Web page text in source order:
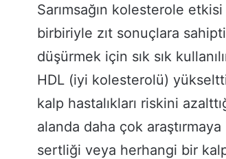
Sarımsağın kolesterole etkisi
birbiriyle zıt sonuçlara
düşürmek için sık sık
HDL (iyi kolesterolü)
kalp hastalıkları riskini
alanda daha çok
sertliği veya herhangi bir